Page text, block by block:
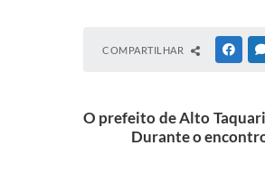
COMPARTILHAR
O prefeito de Alto
Durante o